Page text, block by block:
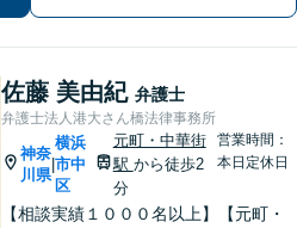
佐藤 美由紀 弁護士
弁護士法人港大さん橋法律事務所
神奈
川県
|
横浜
市中
区
元町・中華街
駅 から徒歩2
分
営業時間：
本日定休日
【相談実績１０００名以上】【元町・